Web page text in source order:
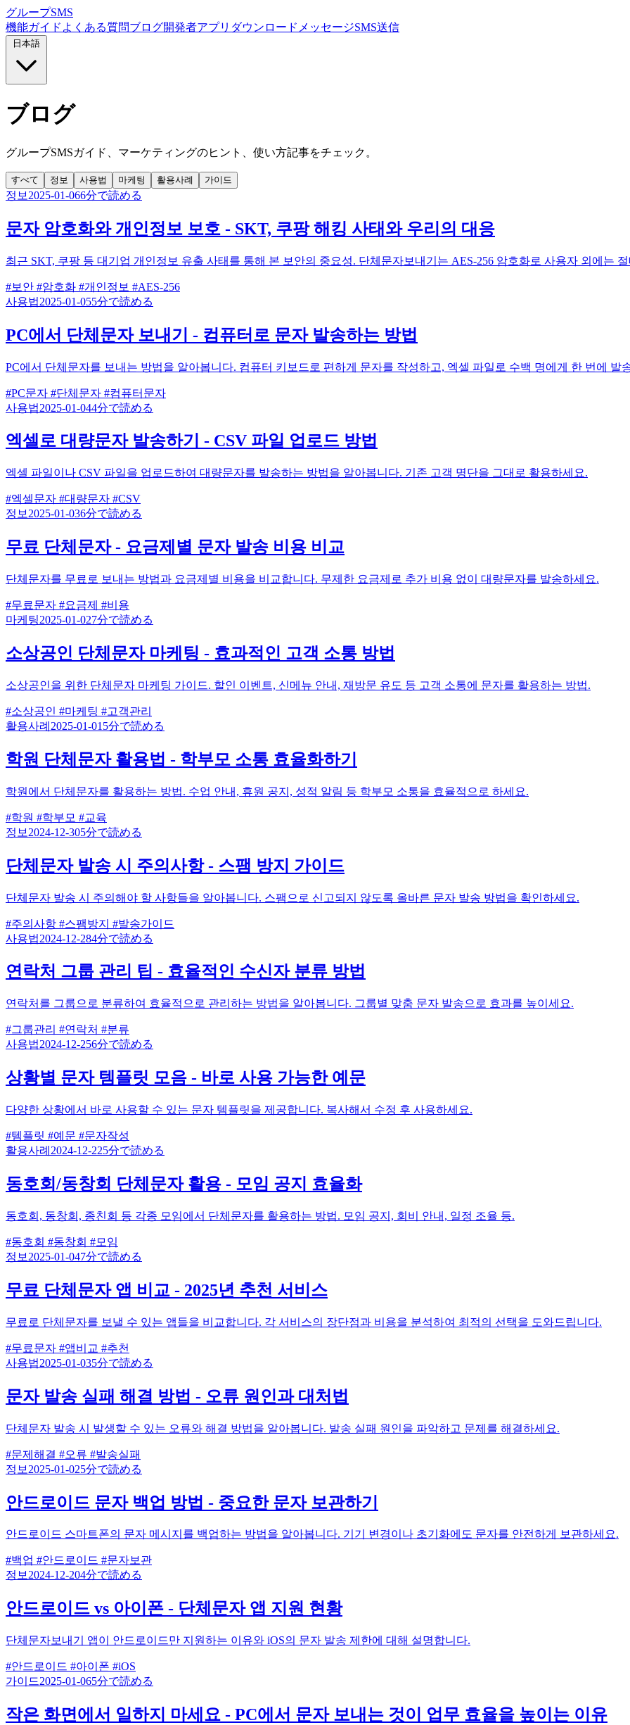
グループSMS
機能ガイド よくある質問ブログ開発者アプリダウンロード メッセージSMS送信
ブログ
グループSMSガイド、マーケティングのヒント、使い方記事をチェック。
すべて 정보 사용법 마케팅 활용사례 가이드
정보 2025-01-066分で読める
문자 암호화와 개인정보 보호 - SKT, 쿠팡 해킹 사태와 우리의 대응
최근 SKT, 쿠팡 등 대기업 개인정보 유출 사태를 통해 본 보안의 중요성. 단체문자보내기는 AES-256 암호화로 사용자 외에는
#보안 #암호화 #개인정보 #AES-256
사용법2025-01-055分で読める
PC에서 단체문자 보내기 - 컴퓨터로 문자 발송하는 방법
PC에서 단체문자를 보내는 방법을 알아봅니다. 컴퓨터 키보드로 편하게 문자를 작성하고, 엑셀 파일로 수백 명에게 한 번에 발
#PC문자 #단체문자 #컴퓨터문자
사용법2025-01-044分で読める
엑셀로 대량문자 발송하기 - CSV 파일 업로드 방법
엑셀 파일이나 CSV 파일을 업로드하여 대량문자를 발송하는 방법을 알아봅니다. 기존 고객 명단을 그대로 활용하세요.
#엑셀문자 #대량문자 #CSV
정보 2025-01-036分で読める
무료 단체문자 - 요금제별 문자 발송 비용 비교
단체문자를 무료로 보내는 방법과 요금제별 비용을 비교합니다. 무제한 요금제로 추가 비용 없이 대량문자를 발송하세요.
#무료문자 #요금제 #비용
마케팅2025-01-027分で読める
소상공인 단체문자 마케팅 - 효과적인 고객 소통 방법
소상공인을 위한 단체문자 마케팅 가이드. 할인 이벤트, 신메뉴 안내, 재방문 유도 등 고객 소통에 문자를 활용하는 방법.
#소상공인 #마케팅 #고객관리
활용사례 2025-01-01 5分で読める
학원 단체문자 활용법 - 학부모 소통 효율화하기
학원에서 단체문자를 활용하는 방법. 수업 안내, 휴원 공지, 성적 알림 등 학부모 소통을 효율적으로 하세요.
#학원 #학부모 #교육
정보 2024-12-305分で読める
단체문자 발송 시 주의사항 - 스팸 방지 가이드
단체문자 발송 시 주의해야 할 사항들을 알아봅니다. 스팸으로 신고되지 않도록 올바른 문자 발송 방법을 확인하세요.
#주의사항 #스팸방지 #발송가이드
사용법2024-12-284分で読める
연락처 그룹 관리 팁 - 효율적인 수신자 분류 방법
연락처를 그룹으로 분류하여 효율적으로 관리하는 방법을 알아봅니다. 그룹별 맞춤 문자 발송으로 효과를 높이세요.
#그룹관리 #연락처 #분류
사용법2024-12-256分で読める
상황별 문자 템플릿 모음 - 바로 사용 가능한 예문
다양한 상황에서 바로 사용할 수 있는 문자 템플릿을 제공합니다. 복사해서 수정 후 사용하세요.
#템플릿 #예문 #문자작성
활용사례 2024-12-225分で読める
동호회/동창회 단체문자 활용 - 모임 공지 효율화
동호회, 동창회, 종친회 등 각종 모임에서 단체문자를 활용하는 방법. 모임 공지, 회비 안내, 일정 조율 등.
#동호회 #동창회 #모임
정보 2025-01-047分で読める
무료 단체문자 앱 비교 - 2025년 추천 서비스
무료로 단체문자를 보낼 수 있는 앱들을 비교합니다. 각 서비스의 장단점과 비용을 분석하여 최적의 선택을 도와드립니다.
#무료문자 #앱비교 #추천
사용법2025-01-035分で読める
문자 발송 실패 해결 방법 - 오류 원인과 대처법
단체문자 발송 시 발생할 수 있는 오류와 해결 방법을 알아봅니다. 발송 실패 원인을 파악하고 문제를 해결하세요.
#문제해결 #오류 #발송실패
정보 2025-01-025分で読める
안드로이드 문자 백업 방법 - 중요한 문자 보관하기
안드로이드 스마트폰의 문자 메시지를 백업하는 방법을 알아봅니다. 기기 변경이나 초기화에도 문자를 안전하게 보관하세요.
#백업 #안드로이드 #문자보관
정보2024-12-204分で読める
안드로이드 vs 아이폰 - 단체문자 앱 지원 현황
단체문자보내기 앱이 안드로이드만 지원하는 이유와 iOS의 문자 발송 제한에 대해 설명합니다.
#안드로이드 #아이폰 #iOS
가이드2025-01-065分で読める
작은 화면에서 일하지 마세요 - PC에서 문자 보내는 것이 업무 효율을 높이는 이유